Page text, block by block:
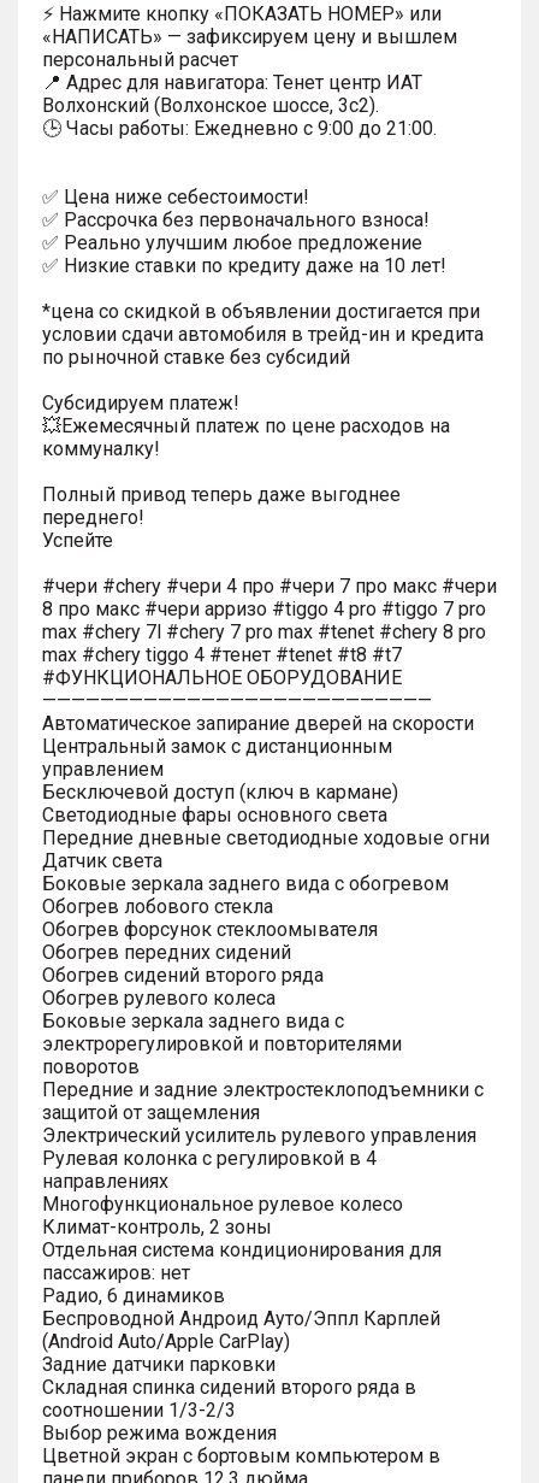
⚡ Нажмите кнопку «ПОКАЗАТЬ НОМЕР» или
«НАПИСАТЬ» — зафиксируем цену и вышлем
персональный расчет
📍 Адрес для навигатора: Тенет центр ИАТ
Волхонский (Волхонское шоссе, 3с2).
🕒 Часы работы: Ежедневно с 9:00 до 21:00.
✅ Цена ниже себестоимости!
✅ Рассрочка без первоначального взноса!
✅ Реально улучшим любое предложение
✅ Низкие ставки по кредиту даже на 10 лет!
*цена со скидкой в объявлении достигается при
условии сдачи автомобиля в трейд-ин и кредита
по рыночной ставке без субсидий
Субсидируем платеж!
💥Ежемесячный платеж по цене расходов на
коммуналку!
Полный привод теперь даже выгоднее
переднего!
Успейте
#чери #chery #чери 4 про #чери 7 про макс #чери
8 про макс #чери арризо #tiggo 4 pro #tiggo 7 pro
max #chery 7l #chery 7 pro max #tenet #chery 8 pro
max #chery tiggo 4 #тенет #tenet #t8 #t7
#ФУНКЦИОНАЛЬНОЕ ОБОРУДОВАНИЕ
———————————————————————————
Автоматическое запирание дверей на скорости
Центральный замок с дистанционным
управлением
Бесключевой доступ (ключ в кармане)
Светодиодные фары основного света
Передние дневные светодиодные ходовые огни
Датчик света
Боковые зеркала заднего вида с обогревом
Обогрев лобового стекла
Обогрев форсунок стеклоомывателя
Обогрев передних сидений
Обогрев сидений второго ряда
Обогрев рулевого колеса
Боковые зеркала заднего вида с
электрорегулировкой и повторителями
поворотов
Передние и задние электростеклоподъемники с
защитой от защемления
Электрический усилитель рулевого управления
Рулевая колонка с регулировкой в 4
направлениях
Многофункциональное рулевое колесо
Климат-контроль, 2 зоны
Отдельная система кондиционирования для
пассажиров: нет
Радио, 6 динамиков
Беспроводной Андроид Ауто/Эппл Карплей
(Android Auto/Apple CarPlay)
Задние датчики парковки
Складная спинка сидений второго ряда в
соотношении 1/3-2/3
Выбор режима вождения
Цветной экран с бортовым компьютером в
панели приборов 12.3 дюйма